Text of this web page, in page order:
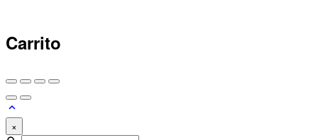
Carrito
×